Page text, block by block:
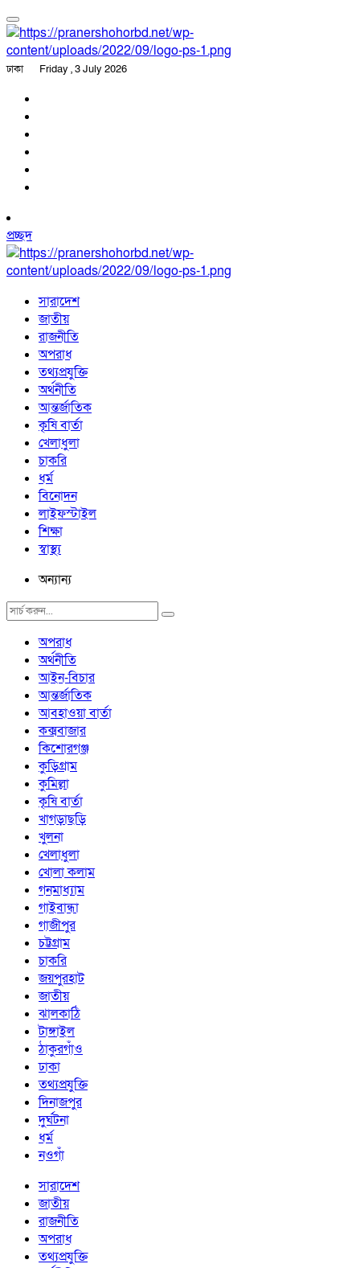
ঢাকা Friday , 3 July 2026
প্রচ্ছদ
সারাদেশ
জাতীয়
রাজনীতি
অপরাধ
তথ্যপ্রযুক্তি
অর্থনীতি
আন্তর্জাতিক
কৃষি বার্তা
খেলাধুলা
চাকরি
ধর্ম
বিনোদন
লাইফস্টাইল
শিক্ষা
স্বাস্থ্য
অন্যান্য
অপরাধ
অর্থনীতি
আইন-বিচার
আন্তর্জাতিক
আবহাওয়া বার্তা
কক্সবাজার
কিশোরগঞ্জ
কুড়িগ্রাম
কুমিল্লা
কৃষি বার্তা
খাগড়াছড়ি
খুলনা
খেলাধুলা
খোলা কলাম
গনমাধ্যাম
গাইবান্ধা
গাজীপুর
চট্টগ্রাম
চাকরি
জয়পুরহাট
জাতীয়
ঝালকাঠি
টাঙ্গাইল
ঠাকুরগাঁও
ঢাকা
তথ্যপ্রযুক্তি
দিনাজপুর
দুর্ঘটনা
ধর্ম
নওগাঁ
সারাদেশ
জাতীয়
রাজনীতি
অপরাধ
তথ্যপ্রযুক্তি